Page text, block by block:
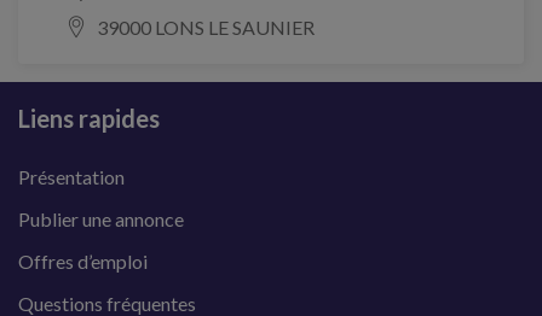
39000 LONS LE SAUNIER
Liens rapides
Présentation
Publier une annonce
Offres d’emploi
Questions fréquentes